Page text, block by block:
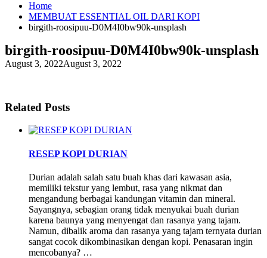
Home
MEMBUAT ESSENTIAL OIL DARI KOPI
birgith-roosipuu-D0M4I0bw90k-unsplash
birgith-roosipuu-D0M4I0bw90k-unsplash
August 3, 2022August 3, 2022
Related Posts
RESEP KOPI DURIAN
Durian adalah salah satu buah khas dari kawasan asia,
memiliki tekstur yang lembut, rasa yang nikmat dan
mengandung berbagai kandungan vitamin dan mineral.
Sayangnya, sebagian orang tidak menyukai buah durian
karena baunya yang menyengat dan rasanya yang tajam.
Namun, dibalik aroma dan rasanya yang tajam ternyata durian
sangat cocok dikombinasikan dengan kopi. Penasaran ingin
mencobanya? …